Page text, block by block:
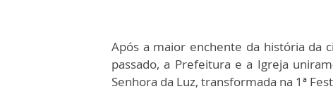
Após a maior enchente da história da
passado, a Prefeitura e a Igreja
Senhora da Luz, transformada na 1ª